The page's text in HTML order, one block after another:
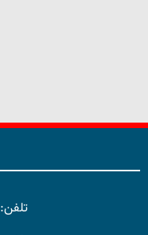
تلفن: 44719700-021